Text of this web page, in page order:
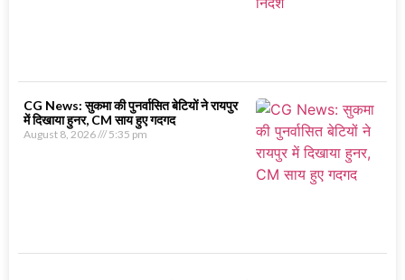
CG News: सुकमा की पुनर्वासित बेटियों ने रायपुर
में दिखाया हुनर, CM साय हुए गदगद
August 8, 2026 5:35 pm